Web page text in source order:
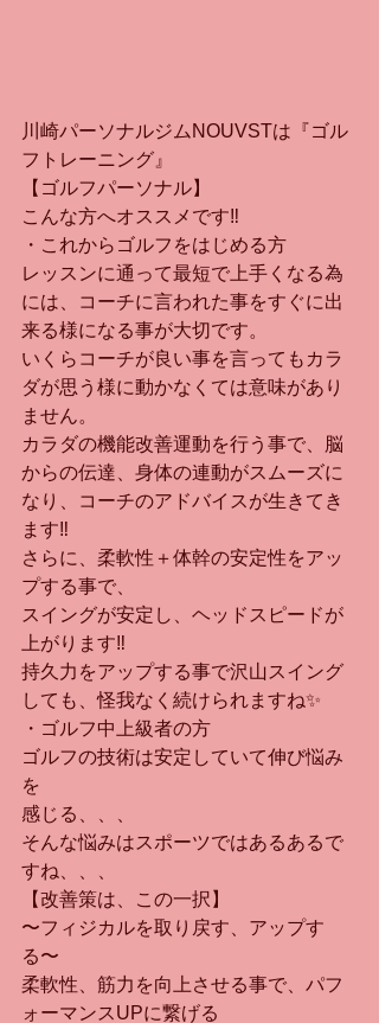
川崎パーソナルジムNOUVSTは『ゴル
フトレーニング』
【ゴルフパーソナル】
こんな方へオススメです‼︎
・これからゴルフをはじめる方
レッスンに通って最短で上手くなる為
には、コーチに言われた事をすぐに出
来る様になる事が大切です。
いくらコーチが良い事を言ってもカラ
ダが思う様に動かなくては意味があり
ません。
カラダの機能改善運動を行う事で、脳
からの伝達、身体の連動がスムーズに
なり、コーチのアドバイスが生きてき
ます‼︎
さらに、柔軟性＋体幹の安定性をアッ
プする事で、
スイングが安定し、ヘッドスピードが
上がります‼︎
持久力をアップする事で沢山スイング
しても、怪我なく続けられますね✨
・ゴルフ中上級者の方
ゴルフの技術は安定していて伸び悩み
を
感じる、、、
そんな悩みはスポーツではあるあるで
すね、、、
【改善策は、この一択】
〜フィジカルを取り戻す、アップす
る〜
柔軟性、筋力を向上させる事で、パフ
ォーマンスUPに繋げる